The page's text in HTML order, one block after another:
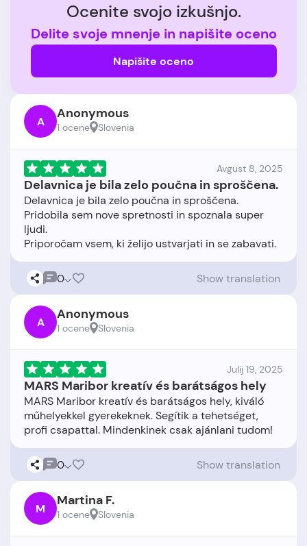
Ocenite svojo izkušnjo.
Delite svoje mnenje in napišite oceno
Napišite oceno
A Anonymous
1 ocene Slovenia
Avgust 8, 2025
Delavnica je bila zelo poučna in sproščena.
Delavnica je bila zelo poučna in sproščena.
Pridobila sem nove spretnosti in spoznala super
ljudi.
0 Show translation
A Anonymous
1 ocene Slovenia
Julij 19, 2025
MARS Maribor kreatív és barátságos hely
MARS Maribor kreatív és barátságos hely, kiváló
műhelyekkel gyerekeknek. Segítik a tehetséget,
0 Show translation
M Martina F.
1 ocene Slovenia